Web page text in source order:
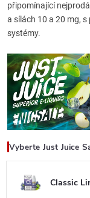
připomínající
a sílách 10 a 20 mg,
systémy.
Vyberte Just Juice
Classic